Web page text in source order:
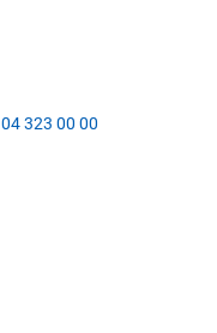
04 323 00 00